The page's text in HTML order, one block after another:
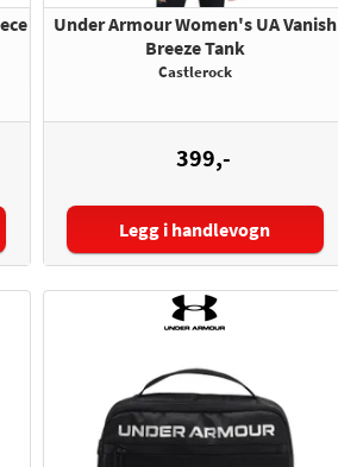
Under Armour Women's UA Vanish
Breeze Tank
Castlerock
399,-
Størrelse:
Legg i handlevogn